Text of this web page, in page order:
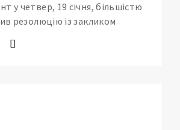
у четвер, 19 січня, більшістю
резолюцію із закликом